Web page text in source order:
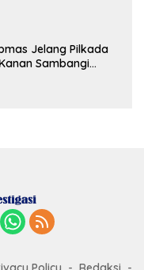
Negara
Jelang Pilkada
Sambangi